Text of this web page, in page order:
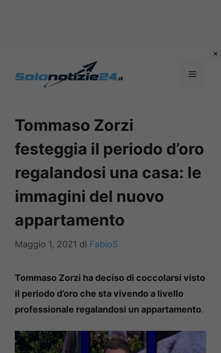
MENU
Tommaso Zorzi
festeggia il periodo d’oro
regalandosi una casa: le
immagini del nuovo
appartamento
Maggio 1, 2021 di FabioS
Tommaso Zorzi ha deciso di coccolarsi visto
il periodo d’oro che sta vivendo a livello
professionale regalandosi un appartamento.